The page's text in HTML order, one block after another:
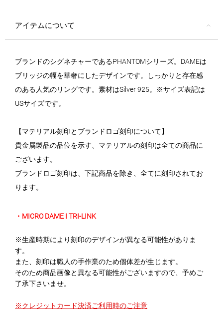
アイテムについて
ブランドのシグネチャーであるPHANTOMシリーズ。DAMEは
ブリッジの幅を華奢にしたデザインです。しっかりと存在感
のある人気のリングです。素材はSilver 925。※サイズ表記は
USサイズです。
【マテリアル刻印とブランドロゴ刻印について】
貴金属製品の品位を示す、マテリアルの刻印は全ての商品に
ございます。
ブランドロゴ刻印は、下記商品を除き、全てに刻印されてお
ります。
・MICRO DAME I TRI-LINK
※生産時期により刻印のデザインが異なる可能性がありま
す。
また、刻印は職人の手作業のため個体差が生じます。
そのため商品画像と異なる可能性がございますので、予めご
了承下さいませ。
※クレジットカード決済ご利用時のご注意